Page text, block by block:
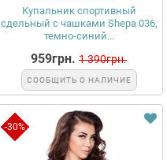
Купальник спортивный
сдельный с чашками Shepa 036,
темно-синий...
959грн. 1 390грн.
СООБЩИТЬ О НАЛИЧИЕ
-30%